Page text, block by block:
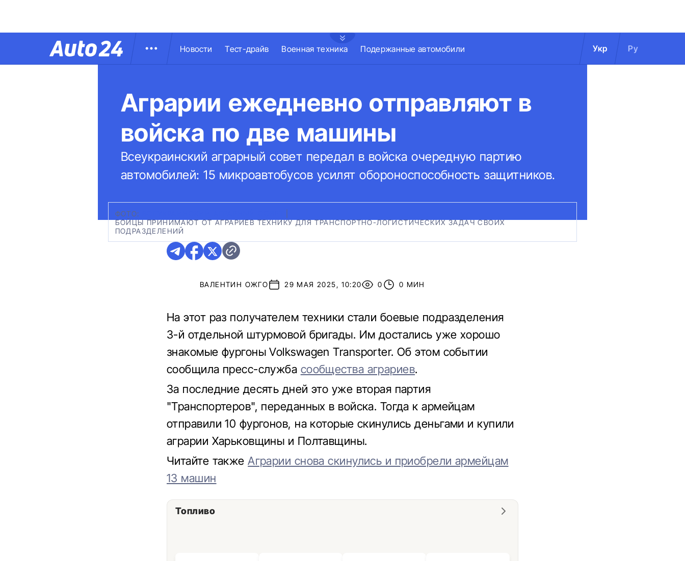
Новости Тест-драйв Военная техника Подержанные автомобили Укр Ру
Аграрии ежедневно отправляют в
войска по две машины
Всеукраинский аграрный совет передал в войска очередную партию
автомобилей: 15 микроавтобусов усилят обороноспособность защитников.
ФОТО:
БОЙЦЫ ПРИНИМАЮТ ОТ АГРАРИЕВ ТЕХНИКУ ДЛЯ ТРАНСПОРТНО-ЛОГИСТИЧЕСКИХ ЗАДАЧ СВОИХ
ПОДРАЗДЕЛЕНИЙ
ВАЛЕНТИН ОЖГО 29 МАЯ 2025, 10:20 0 0 МИН
На этот раз получателем техники стали боевые подразделения
3-й отдельной штурмовой бригады. Им достались уже хорошо
знакомые фургоны Volkswagen Transporter. Об этом событии
сообщила пресс-служба сообщества аграриев.
За последние десять дней это уже вторая партия
"Транспортеров", переданных в войска. Тогда к армейцам
отправили 10 фургонов, на которые скинулись деньгами и купили
аграрии Харьковщины и Полтавщины.
Читайте такжеАграрии снова скинулись и приобрели армейцам
13 машин
Топливо